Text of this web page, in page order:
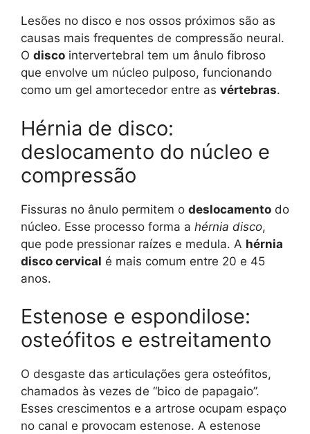
Lesões no disco e nos ossos próximos são as
causas mais frequentes de compressão neural.
O disco intervertebral tem um ânulo fibroso
que envolve um núcleo pulposo, funcionando
como um gel amortecedor entre as vértebras.
Hérnia de disco:
deslocamento do núcleo e
compressão
Fissuras no ânulo permitem o deslocamento do
núcleo. Esse processo forma a hérnia disco,
que pode pressionar raízes e medula. A hérnia
disco cervical é mais comum entre 20 e 45
anos.
Estenose e espondilose:
osteófitos e estreitamento
O desgaste das articulações gera osteófitos,
chamados às vezes de “bico de papagaio”.
Esses crescimentos e a artrose ocupam espaço
no canal e provocam estenose. A estenose